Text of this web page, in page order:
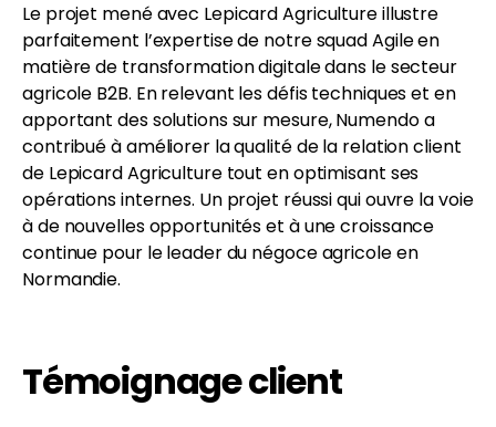
Le projet mené avec Lepicard Agriculture illustre
parfaitement l’expertise de notre squad Agile en
matière de transformation digitale dans le secteur
agricole B2B. En relevant les défis techniques et en
apportant des solutions sur mesure, Numendo a
contribué à améliorer la qualité de la relation client
de Lepicard Agriculture tout en optimisant ses
opérations internes. Un projet réussi qui ouvre la voie
à de nouvelles opportunités et à une croissance
continue pour le leader du négoce agricole en
Normandie.
Témoignage client